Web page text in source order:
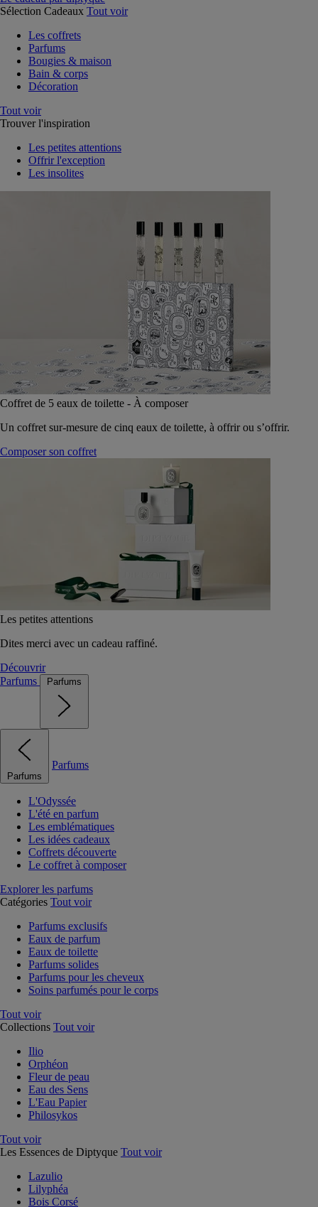
Sélection Cadeaux Tout voir
Les coffrets
Parfums
Bougies & maison
Bain & corps
Décoration
Tout voir
Trouver l'inspiration
Les petites attentions
Offrir l'exception
Les insolites
Coffret de 5 eaux de toilette - À composer
Un coffret sur-mesure de cinq eaux de toilette, à offrir ou s’offrir.
Composer son coffret
Les petites attentions
Dites merci avec un cadeau raffiné.
Découvrir
Parfums
Parfums
Parfums
Parfums
L'Odyssée
L'été en parfum
Les emblématiques
Les idées cadeaux
Coffrets découverte
Le coffret à composer
Explorer les parfums
Catégories Tout voir
Parfums exclusifs
Eaux de parfum
Eaux de toilette
Parfums solides
Parfums pour les cheveux
Soins parfumés pour le corps
Tout voir
Collections Tout voir
Ilio
Orphéon
Fleur de peau
Eau des Sens
L'Eau Papier
Philosykos
Tout voir
Les Essences de Diptyque Tout voir
Lazulio
Lilyphéa
Bois Corsé